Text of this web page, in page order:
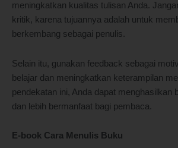
meningkatkan kualitas tulisan Anda.
kritik, karena tujuannya adalah untuk
berkembang sebagai penulis.
Selain itu, gunakan feedback sebagai
belajar dan meningkatkan keterampilan
pendekatan ini, Anda dapat menghasilkan
dan lebih bermanfaat bagi pembaca.
E-book Cara Menulis Buku